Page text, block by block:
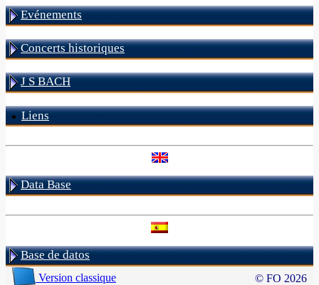
Evénements
Concerts historiques
J S BACH
Liens
Data Base
Base de datos
Version classique © FO 2026